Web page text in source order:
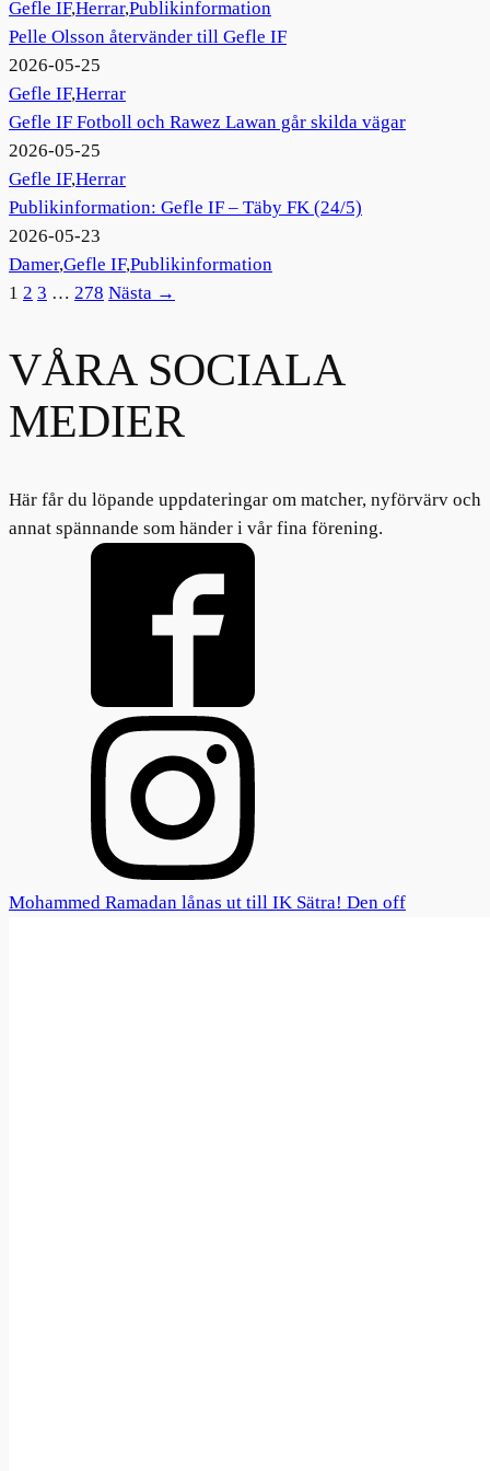
Gefle IF,Herrar,Publikinformation
Pelle Olsson återvänder till Gefle IF
2026-05-25
Gefle IF,Herrar
Gefle IF Fotboll och Rawez Lawan går skilda vägar
2026-05-25
Gefle IF,Herrar
Publikinformation: Gefle IF – Täby FK (24/5)
2026-05-23
Damer,Gefle IF,Publikinformation
1 2 3 … 278 Nästa →
VÅRA SOCIALA
MEDIER
Här får du löpande uppdateringar om matcher, nyförvärv och
annat spännande som händer i vår fina förening.
Mohammed Ramadan lånas ut till IK Sätra! Den off